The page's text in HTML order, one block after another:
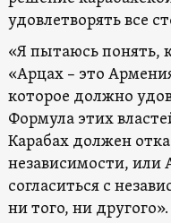
удовлетворять все
«Я пытаюсь понять,
«Арцах – это
которое должно
Формула этих
Карабах должен
независимости,
согласиться с
ни того, ни другого».